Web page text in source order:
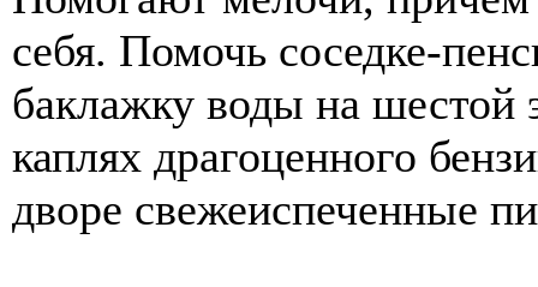
себя. Помочь соседке-
баклажку воды на шестой
каплях драгоценного
дворе свежеиспеченные